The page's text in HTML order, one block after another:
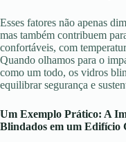
Esses fatores não apenas
mas também contribuem
confortáveis, com
Quando olhamos para o
como um todo, os vidros
equilibrar segurança e
Um Exemplo Prático: A
Blindados em um Edifício